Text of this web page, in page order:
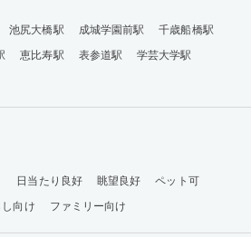
池尻大橋駅 成城学園前駅
千歳船橋駅
恵比寿駅 表参道駅
学芸大学駅
日当たり良好 眺望良好
ペット可
向け ファミリー向け